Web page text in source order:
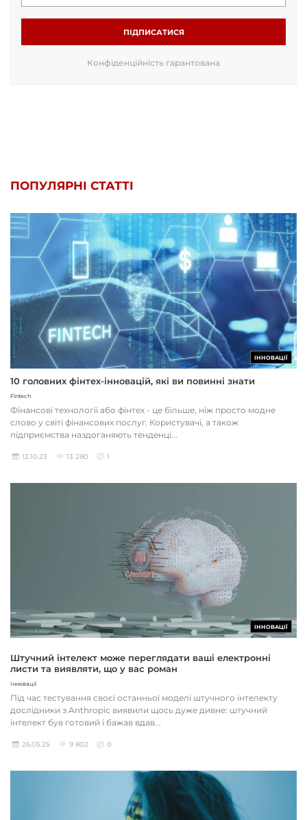
ПІДПИСАТИСЯ
Конфіденційність гарантована
ПОПУЛЯРНІ СТАТТІ
ІННОВАЦІЇ
10 головних фінтех-інновацій, які ви повинні знати
Fintech
Фінансові технології або фінтех - це більше, ніж просто модне
слово у світі фінансових послуг. Користувачі, а також
підприємства наздоганяють тенденці...
12.10.23 13 280 1
ІННОВАЦІЇ
Штучний інтелект може переглядати ваші електронні
листи та виявляти, що у вас роман
Інновації
Під час тестування своєї останньої моделі штучного інтелекту
дослідники з Anthropic виявили щось дуже дивне: штучний
інтелект був готовий і бажав вдав...
26.05.25 9 802 0